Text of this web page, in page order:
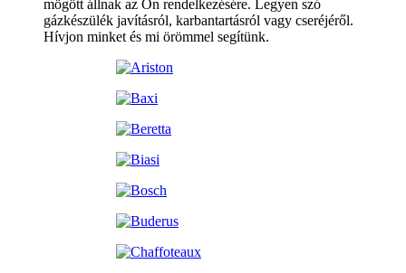
mögött állnak az Ön rendelkezésére. Legyen szó
gázkészülék javításról, karbantartásról vagy cseréjéről.
Hívjon minket és mi örömmel segítünk.